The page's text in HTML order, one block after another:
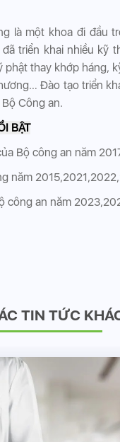
là một khoa đi đầu
triển khai nhiều kỹ
phật thay khớp háng,
Đào tạo triển
Công an.
BẬT
Bộ công an năm
năm
công an năm
TIN TỨC